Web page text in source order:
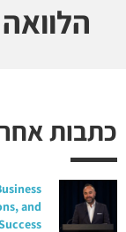
כתבות
and